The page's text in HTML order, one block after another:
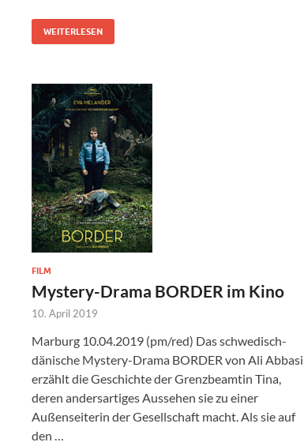
WEITERLESEN
FILM
Mystery-Drama BORDER im Kino
10. April 2019
Marburg 10.04.2019 (pm/red) Das schwedisch-
dänische Mystery-Drama BORDER von Ali Abbasi
erzählt die Geschichte der Grenzbeamtin Tina,
deren andersartiges Aussehen sie zu einer
Außenseiterin der Gesellschaft macht. Als sie auf
den …